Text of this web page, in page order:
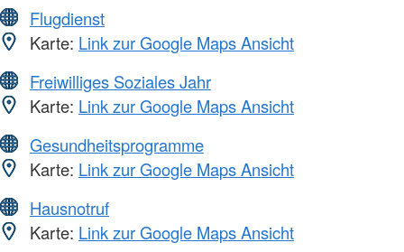
Flugdienst
Karte: Link zur Google Maps Ansicht
Freiwilliges Soziales Jahr
Karte: Link zur Google Maps Ansicht
Gesundheitsprogramme
Karte: Link zur Google Maps Ansicht
Hausnotruf
Karte: Link zur Google Maps Ansicht